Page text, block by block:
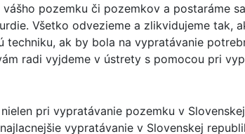
pozemku či pozemkov a postaráme
Všetko odvezieme a zlikvidujeme tak,
ak by bola na vypratávanie
radi vyjdeme v ústrety s pomocou pri
pri vypratávanie pozemku v
vypratávanie v Slovenskej